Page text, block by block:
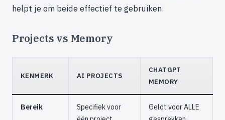
helpt je om beide effectief te gebruiken.
Projects vs Memory
KENMERK AI PROJECTS
CHATGPT
MEMORY
Bereik
Specifiek voor
Geldt voor ALLE